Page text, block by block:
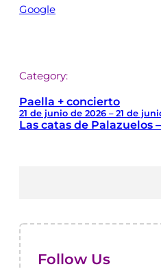
Google
Category:
Paella + concierto
21 de junio de 2026 –21 de
Las catas de Palazuelos
Follow Us